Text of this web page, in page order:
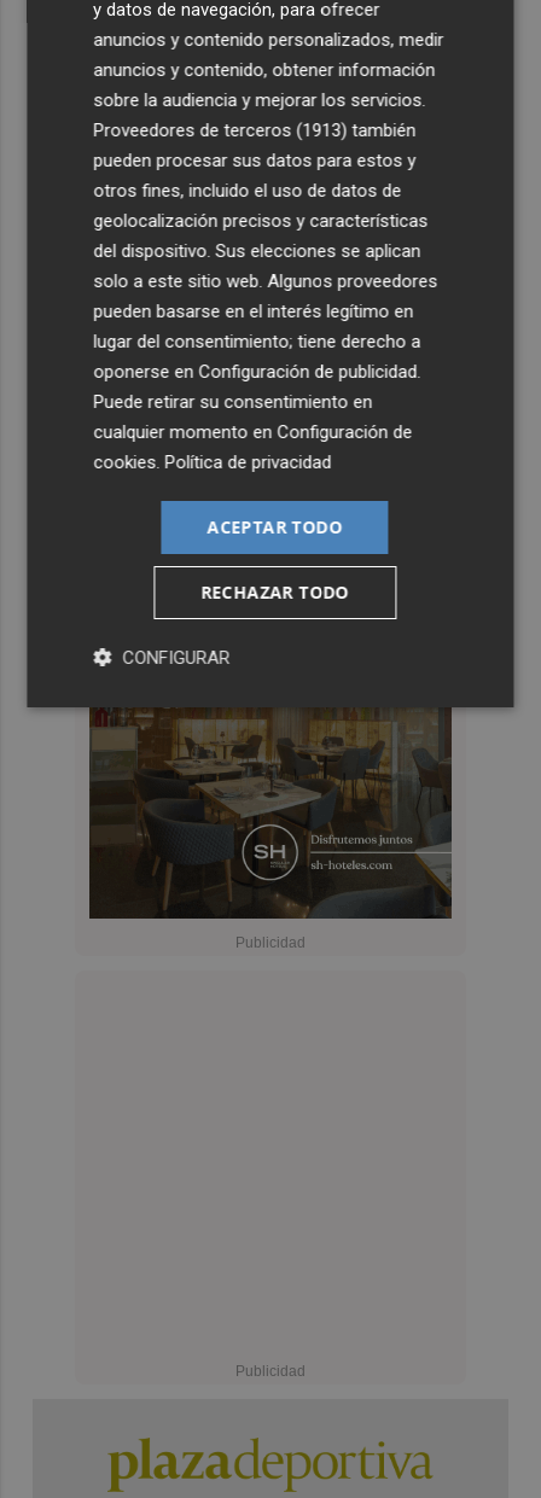
y datos de navegación, para ofrecer
anuncios y contenido personalizados, medir
anuncios y contenido, obtener información
sobre la audiencia y mejorar los servicios.
Proveedores de terceros (1913) también
pueden procesar sus datos para estos y
otros fines, incluido el uso de datos de
geolocalización precisos y características
del dispositivo. Sus elecciones se aplican
solo a este sitio web. Algunos proveedores
pueden basarse en el interés legítimo en
lugar del consentimiento; tiene derecho a
oponerse enConfiguración de publicidad
Puede retirar su consentimiento en
cualquier momento enConfiguración de
cookies .Política de privacidad
ACEPTAR TODO
RECHAZAR TODO
CONFIGURAR